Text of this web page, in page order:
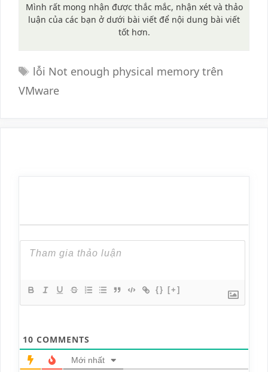
Mình rất mong nhận được thắc mắc, nhận xét và thảo
luận của các bạn ở dưới bài viết để nội dung bài viết
tốt hơn.
Tags
lỗi Not enough physical memory trên
VMware
{} [+]
10 COMMENTS
Mới nhất